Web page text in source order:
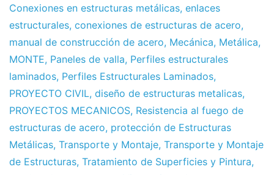
Conexiones en estructuras metálicas, enlaces
estructurales, conexiones de estructuras de acero,
manual de construcción de acero, Mecánica, Metálica,
MONTE, Paneles de valla, Perfiles estructurales
laminados, Perfiles Estructurales Laminados,
PROYECTO CIVIL, diseño de estructuras metalicas,
PROYECTOS MECANICOS, Resistencia al fuego de
estructuras de acero, protección de Estructuras
Metálicas, Transporte y Montaje, Transporte y Montaje
de Estructuras, Tratamiento de Superficies y Pintura,